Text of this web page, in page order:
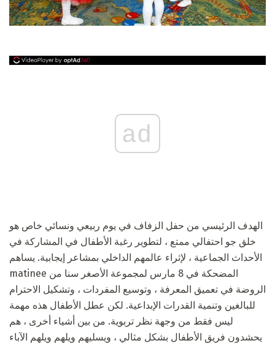
ad
الهدف الرئيسي من حفل الزفاف في يوم ربيعي ونسائي خاص هو
خلق جو احتفالي ممتع ، لتطوير رغبة الأطفال في المشاركة في
الأحداث الجماعية ، لإثراء عالمهم الداخلي بمشاعر إيجابية. يساهم
matinee المضحكة في 8 مارس لمجموعة الأصغر سنا من
الروضة في تعميق المعرفة ، وتوسيع المفردات ، وتشكيل الاحترام
للبالغين وتنمية القدرات الإبداعية. لكن عطل الأطفال هذه مهمة
ليس فقط من وجهة نظر تربوية. من بين أشياء أخرى ، هم
يحشدون فريق الأطفال بشكل مثالي ، ويسليهم ويلهم ويلهم الآباء